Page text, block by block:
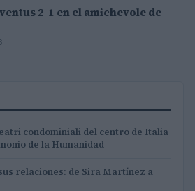
2-1 en el amichevole de
condominiali del centro de Italia
de la Humanidad
relaciones: de Sira Martínez a